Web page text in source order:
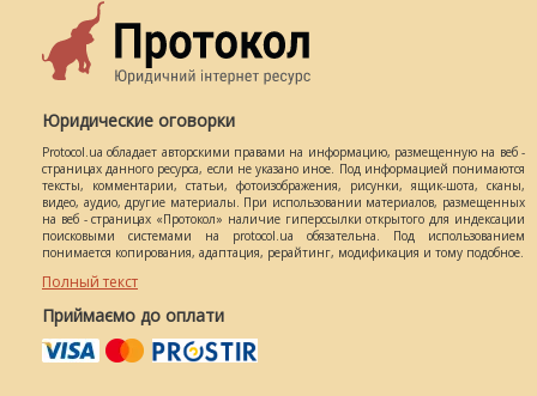
Юридические оговорки
Protocol.ua обладает авторскими правами на информацию, размещенную на веб -
страницах данного ресурса, если не указано иное. Под информацией понимаются
тексты, комментарии, статьи, фотоизображения, рисунки, ящик-шота, сканы,
видео, аудио, другие материалы. При использовании материалов, размещенных
на веб - страницах «Протокол» наличие гиперссылки открытого для индексации
поисковыми системами на protocol.ua обязательна. Под использованием
понимается копирования, адаптация, рерайтинг, модификация и тому подобное.
Полный текст
Приймаємо до оплати